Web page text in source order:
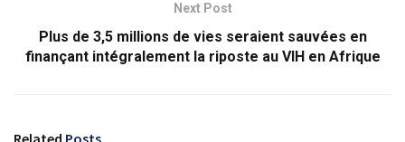
Next Post
Plus de 3,5 millions de vies seraient sauvées en
finançant intégralement la riposte au VIH en Afrique